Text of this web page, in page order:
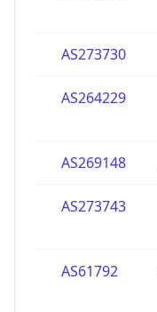
AS273730
AS264229
AS269148
AS273743
AS61792